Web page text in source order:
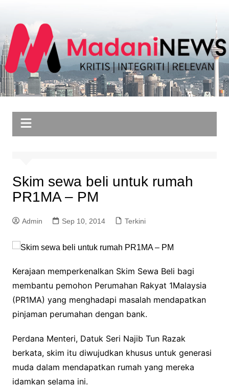
content
Skim sewa beli untuk rumah
PR1MA – PM
Admin Sep 10, 2014 Terkini
Kerajaan memperkenalkan Skim Sewa Beli bagi
membantu pemohon Perumahan Rakyat 1Malaysia
(PR1MA) yang menghadapi masalah mendapatkan
pinjaman perumahan dengan bank.
Perdana Menteri, Datuk Seri Najib Tun Razak
berkata, skim itu diwujudkan khusus untuk generasi
muda dalam mendapatkan rumah yang mereka
idamkan selama ini.